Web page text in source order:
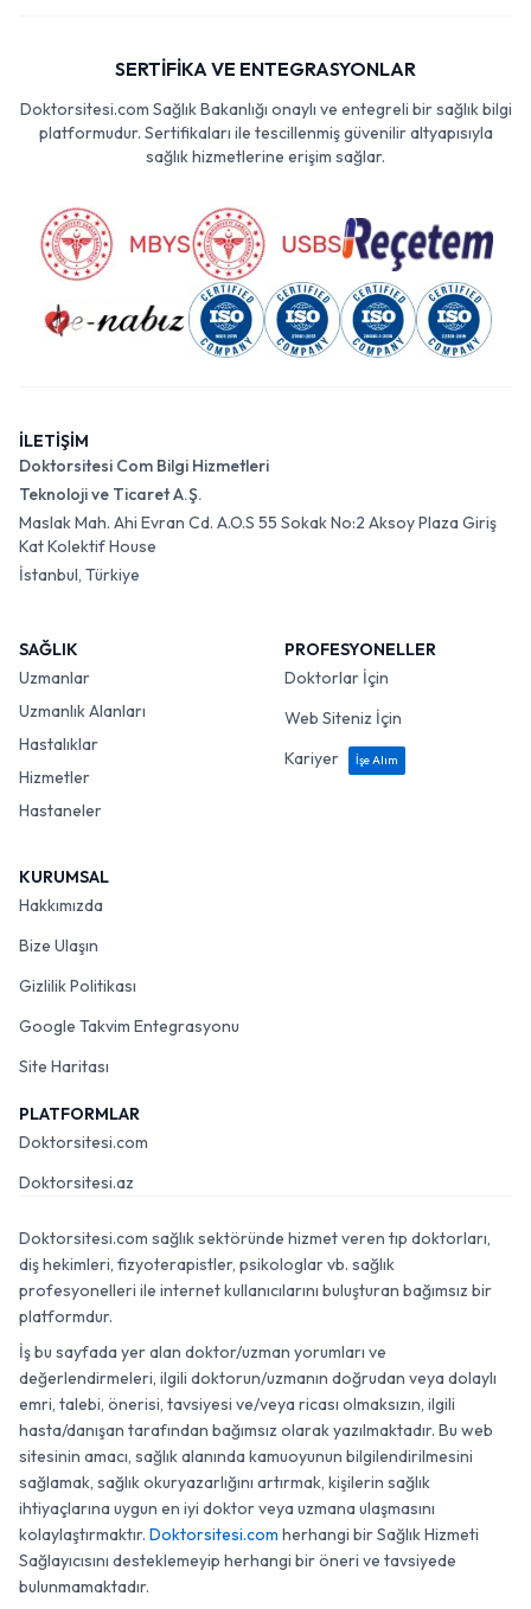
SERTİFİKA VE ENTEGRASYONLAR
Doktorsitesi.com Sağlık Bakanlığı onaylı ve entegreli bir sağlık bilgi
platformudur. Sertifikaları ile tescillenmiş güvenilir altyapısıyla
sağlık hizmetlerine erişim sağlar.
İLETİŞİM
Doktorsitesi Com Bilgi Hizmetleri
Teknoloji ve Ticaret A.Ş.
Maslak Mah. Ahi Evran Cd. A.O.S 55 Sokak No:2 Aksoy Plaza Giriş
Kat Kolektif House
İstanbul, Türkiye
SAĞLIK
Uzmanlar
Uzmanlık Alanları
Hastalıklar
Hizmetler
Hastaneler
PROFESYONELLER
Doktorlar İçin
Web Siteniz İçin
Kariyer
İşe Alım
KURUMSAL
Hakkımızda
Bize Ulaşın
Gizlilik Politikası
Google Takvim Entegrasyonu
Site Haritası
PLATFORMLAR
Doktorsitesi.com
Doktorsitesi.az
Doktorsitesi.com sağlık sektöründe hizmet veren tıp doktorları,
diş hekimleri, fizyoterapistler, psikologlar vb. sağlık
profesyonelleri ile internet kullanıcılarını buluşturan bağımsız bir
platformdur.
İş bu sayfada yer alan doktor/uzman yorumları ve
değerlendirmeleri, ilgili doktorun/uzmanın doğrudan veya dolaylı
emri, talebi, önerisi, tavsiyesi ve/veya ricası olmaksızın, ilgili
hasta/danışan tarafından bağımsız olarak yazılmaktadır. Bu web
sitesinin amacı, sağlık alanında kamuoyunun bilgilendirilmesini
sağlamak, sağlık okuryazarlığını artırmak, kişilerin sağlık
ihtiyaçlarına uygun en iyi doktor veya uzmana ulaşmasını
kolaylaştırmaktır. Doktorsitesi.com herhangi bir Sağlık Hizmeti
Sağlayıcısını desteklemeyip herhangi bir öneri ve tavsiyede
bulunmamaktadır.